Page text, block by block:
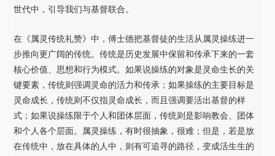
世代中，引导我们与基督联合。
在《属灵传统礼赞》中，傅士德把基督徒的生活从属灵操练进一
步推向更广阔的传统。传统是历史发展中保留和传承下来的一套
核心价值、思想和行为模式。如果说操练的对象是灵命生长的关
键要素，传统则强调灵命的活力和传承；如果操练的主要目标是
灵命成长，传统则不仅指灵命成长，而且强调要活出基督的样
式；如果说操练限于个人和团体层面，传统则是影响教会、团体
和个人各个层面。属灵操练，有时很抽象，很难；但是，若是放
在传统中，放在具体的人中，则有可追寻的路径，变成活生生的